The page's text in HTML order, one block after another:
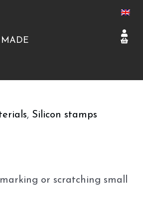
, Silicon stamps
or scratching small